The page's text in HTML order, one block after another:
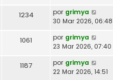
1234 por grimya
30 Mar 2026, 06:48
1061 por grimya
23 Mar 2026, 07:40
1187 por grimya
22 Mar 2026, 14:51